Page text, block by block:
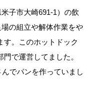
子市大崎691-1）の飲
の組立や解体作業をや
す。このホットドック
で運営してました。
でパンを作っていまし